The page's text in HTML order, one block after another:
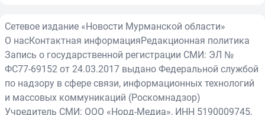
Сетевое издание «Новости Мурманской области»
О насКонтактная информацияРедакционная политика
Запись о государственной регистрации СМИ: ЭЛ №
ФС77-69152 от 24.03.2017 выдано Федеральной службой
по надзору в сфере связи, информационных технологий
и массовых коммуникаций (Роскомнадзор)
Учредитель СМИ: ООО «Норд-Медиа», ИНН 5190009745,